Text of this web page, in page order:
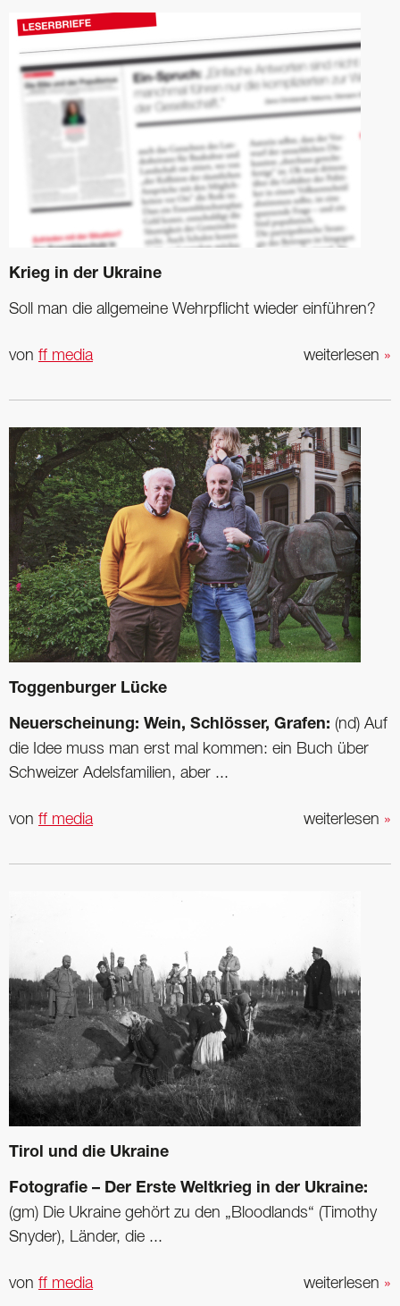
Krieg in der Ukraine
Soll man die ­allgemeine Wehrpflicht ­wieder einführen?
weiterlesen »
von ff media
Toggenburger Lücke
Neuerscheinung: Wein, Schlösser, Grafen: (nd) Auf
die Idee muss man erst mal kommen: ein Buch über
Schweizer Adelsfamilien, aber ...
weiterlesen »
von ff media
Tirol und die Ukraine
Fotografie – Der Erste Weltkrieg in der Ukraine:
(gm) Die Ukraine gehört zu den „Bloodlands“ (Timothy
Snyder), Länder, die ...
weiterlesen »
von ff media